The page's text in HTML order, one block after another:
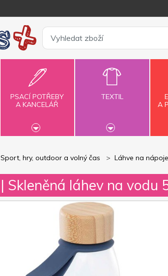
PSACÍ POTŘEBY
A KANCELÁŘ
TEXTIL
A
Sport, hry, outdoor a volný čas Láhve na nápoje
| Skleněná láhev na vodu